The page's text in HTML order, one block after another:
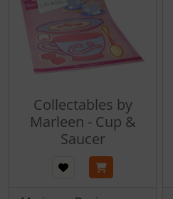
Collectables by
Marleen - Cup &
Saucer